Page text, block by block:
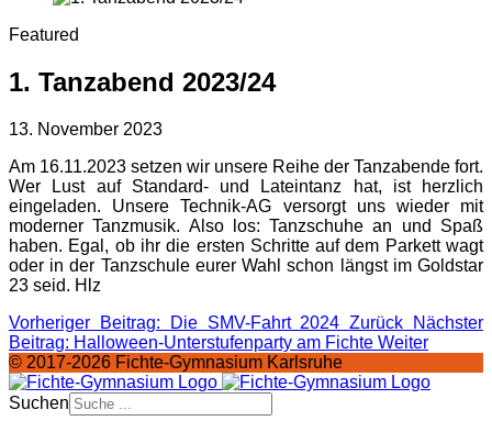
Featured
1. Tanzabend 2023/24
13. November 2023
Am 16.11.2023 setzen wir unsere Reihe der Tanzabende fort.
Wer Lust auf Standard- und Lateintanz hat, ist herzlich
eingeladen. Unsere Technik-AG versorgt uns wieder mit
moderner Tanzmusik. Also los: Tanzschuhe an und Spaß
haben. Egal, ob ihr die ersten Schritte auf dem Parkett wagt
oder in der Tanzschule eurer Wahl schon längst im Goldstar
23 seid. Hlz
Vorheriger Beitrag: Die SMV-Fahrt 2024Zurück
Nächster
Beitrag: Halloween-Unterstufenparty am Fichte Weiter
© 2017-2026 Fichte-Gymnasium Karlsruhe
Suchen